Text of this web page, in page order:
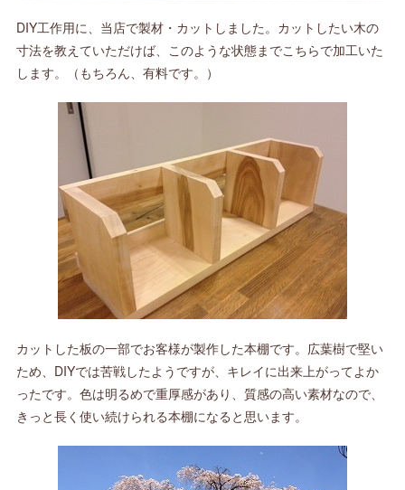
DIY工作用に、当店で製材・カットしました。カットしたい木の
寸法を教えていただけば、このような状態までこちらで加工いた
します。（もちろん、有料です。）
カットした板の一部でお客様が製作した本棚です。広葉樹で堅い
ため、DIYでは苦戦したようですが、キレイに出来上がってよか
ったです。色は明るめで重厚感があり、質感の高い素材なので、
きっと長く使い続けられる本棚になると思います。